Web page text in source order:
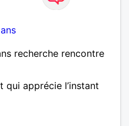
recherche rencontre
qui apprécie l’instant